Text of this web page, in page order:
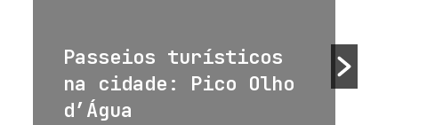
Passeios turísticos
na cidade: Pico Olho
d’Água